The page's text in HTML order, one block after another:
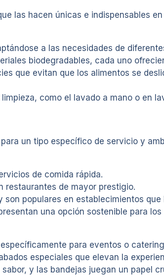
las hacen únicas e indispensables
a las necesidades de
biodegradables, cada uno
que evitan que los alimentos se
como el lavado a mano o en
un tipo específico de servicio y
de comida rápida.
restaurantes de mayor prestigio.
populares en establecimientos
una opción sostenible para
para eventos o
especiales que elevan la
y las bandejas juegan un papel